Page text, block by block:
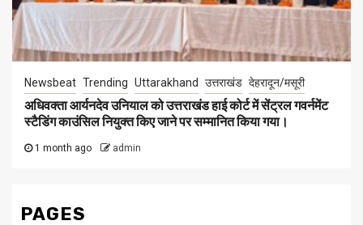
Newsbeat Trending Uttarakhand उत्तराखंड देहरादून/मसूरी
अधिवक्ता आर्यनदेव उनियाल को उत्तराखंड हाई कोर्ट में सेंट्रल गवर्नमेंट
स्टैडिंग काउंसिल नियुक्त किए जाने पर सम्मानित किया गया।
1 month ago admin
PAGES